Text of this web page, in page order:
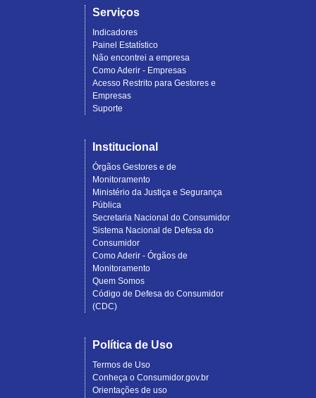
Serviços
Indicadores
Painel Estatístico
Não encontrei a empresa
Como Aderir - Empresas
Acesso Restrito para Gestores e
Empresas
Suporte
Institucional
Órgãos Gestores e de
Monitoramento
Ministério da Justiça e Segurança
Pública
Secretaria Nacional do Consumidor
Sistema Nacional de Defesa do
Consumidor
Como Aderir - Órgãos de
Monitoramento
Quem Somos
Código de Defesa do Consumidor
(CDC)
Política de Uso
Termos de Uso
Conheça o Consumidor.gov.br
Orientações de uso